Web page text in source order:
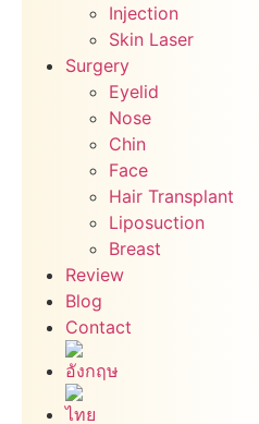
Injection
Skin Laser
Surgery
Eyelid
Nose
Chin
Face
Hair Transplant
Liposuction
Breast
Review
Blog
Contact